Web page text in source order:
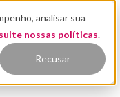
analisar sua
nossas políticas.
Recusar
QUEM SOMOS